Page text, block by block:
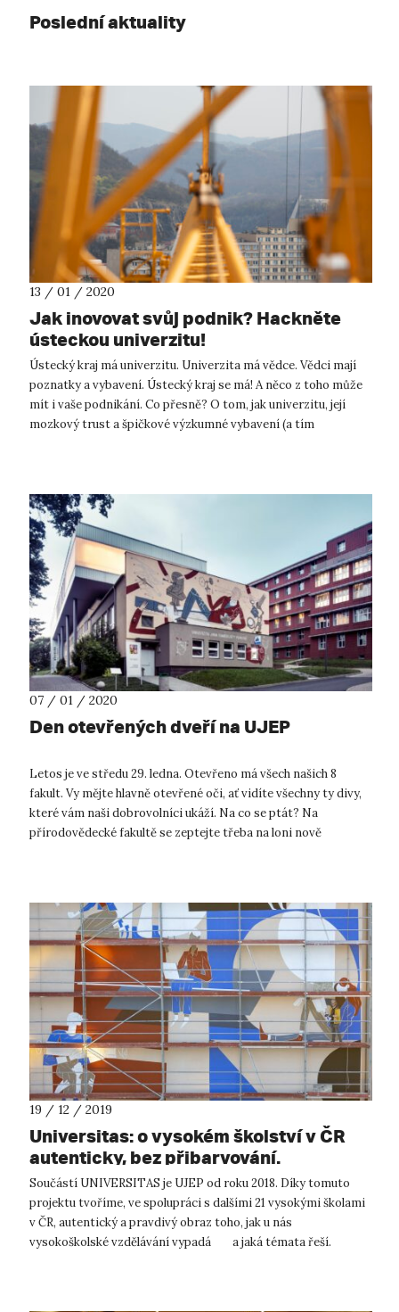
Poslední aktuality
13 / 01 / 2020
Jak inovovat svůj podnik? Hackněte
ústeckou univerzitu!
Ústecký kraj má univerzitu. Univerzita má vědce. Vědci mají
poznatky a vybavení. Ústecký kraj se má! A něco z toho může
mít i vaše podnikání. Co přesně? O tom, jak univerzitu, její
mozkový trust a špičkové výzkumné vybavení (a tím
07 / 01 / 2020
Den otevřených dveří na UJEP
Letos je ve středu 29. ledna. Otevřeno má všech našich 8
fakult. Vy mějte hlavně otevřené oči, ať vidíte všechny ty divy,
které vám naši dobrovolníci ukáží. Na co se ptát? Na
přírodovědecké fakultě se zeptejte třeba na loni nově
19 / 12 / 2019
Universitas: o vysokém školství v ČR
autenticky, bez přibarvování.
Součástí UNIVERSITAS je UJEP od roku 2018. Díky tomuto
projektu tvoříme, ve spolupráci s dalšími 21 vysokými školami
v ČR, autentický a pravdivý obraz toho, jak u nás
vysokoškolské vzdělávání vypadá a jaká témata řeší.